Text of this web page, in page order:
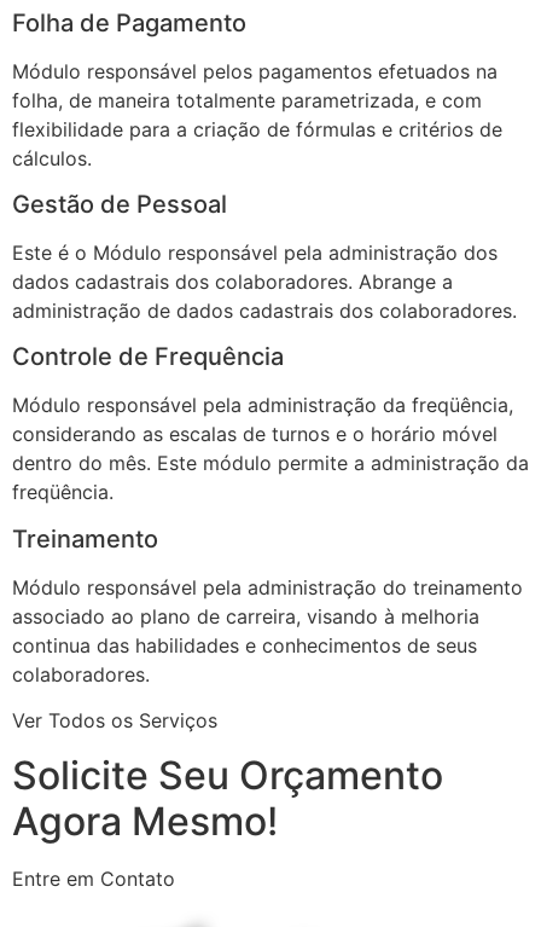
Folha de Pagamento
Módulo responsável pelos pagamentos efetuados na
folha, de maneira totalmente parametrizada, e com
flexibilidade para a criação de fórmulas e critérios de
cálculos.
Gestão de Pessoal
Este é o Módulo responsável pela administração dos
dados cadastrais dos colaboradores. Abrange a
administração de dados cadastrais dos colaboradores.
Controle de Frequência
Módulo responsável pela administração da freqüência,
considerando as escalas de turnos e o horário móvel
dentro do mês. Este módulo permite a administração da
freqüência.
Treinamento
Módulo responsável pela administração do treinamento
associado ao plano de carreira, visando à melhoria
continua das habilidades e conhecimentos de seus
colaboradores.
Ver Todos os Serviços
Solicite Seu Orçamento
Agora Mesmo!
Entre em Contato